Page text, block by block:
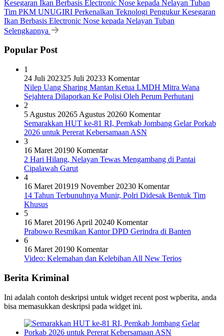
Tim PKM UNUGIRI Perkenalkan Teknologi Pengukur Kesegaran
Ikan Berbasis Electronic Nose kepada Nelayan Tuban
Selengkapnya
Popular Post
1
24 Juli 202325 Juli 20233 Komentar
Nilep Uang Sharing Mantan Ketua LMDH Mitra Wana
Sejahtera Dilaporkan Ke Polisi Oleh Perum Perhutani
2
5 Agustus 20265 Agustus 20260 Komentar
Semarakkan HUT ke-81 RI, Pemkab Jombang Gelar Porkab
2026 untuk Pererat Kebersamaan ASN
3
16 Maret 20190 Komentar
2 Hari Hilang, Nelayan Tewas Mengambang di Pantai
Cipalawah Garut
4
16 Maret 201919 November 20230 Komentar
14 Tahun Terbunuhnya Munir, Polri Didesak Bentuk Tim
Khusus
5
16 Maret 20196 April 20240 Komentar
Prabowo Resmikan Kantor DPD Gerindra di Banten
6
16 Maret 20190 Komentar
Video: Kelemahan dan Kelebihan All New Terios
Berita Kriminal
Ini adalah contoh deskripsi untuk widget recent post wpberita, anda
bisa memasukkan deskripsi pada widget ini.